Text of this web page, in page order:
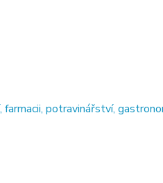
potravinářství,